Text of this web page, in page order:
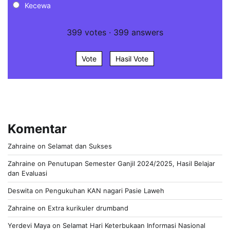
Kecewa
399 votes · 399 answers
Vote Hasil Vote
Komentar
Zahraine on Selamat dan Sukses
Zahraine on Penutupan Semester Ganjil 2024/2025, Hasil Belajar
dan Evaluasi
Deswita on Pengukuhan KAN nagari Pasie Laweh
Zahraine on Extra kurikuler drumband
Yerdevi Maya on Selamat Hari Keterbukaan Informasi Nasional